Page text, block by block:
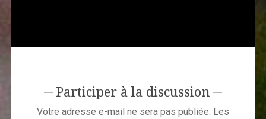
Participer à la discussion
Votre adresse e-mail ne sera pas publiée. Les